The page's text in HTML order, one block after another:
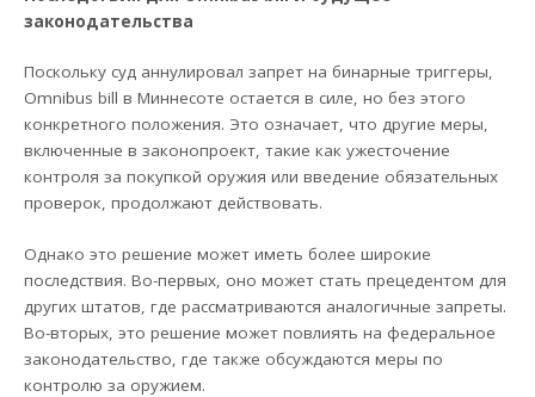
законодательства
Поскольку суд аннулировал запрет на бинарные триггеры,
Omnibus bill в Миннесоте остается в силе, но без этого
конкретного положения. Это означает, что другие меры,
включенные в законопроект, такие как ужесточение
контроля за покупкой оружия или введение обязательных
проверок, продолжают действовать.
Однако это решение может иметь более широкие
последствия. Во-первых, оно может стать прецедентом для
других штатов, где рассматриваются аналогичные запреты.
Во-вторых, это решение может повлиять на федеральное
законодательство, где также обсуждаются меры по
контролю за оружием.